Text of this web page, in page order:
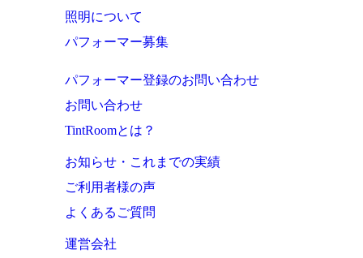
照明について
パフォーマー募集
パフォーマー登録のお問い合わせ
お問い合わせ
TintRoomとは？
お知らせ・これまでの実績
ご利用者様の声
よくあるご質問
運営会社